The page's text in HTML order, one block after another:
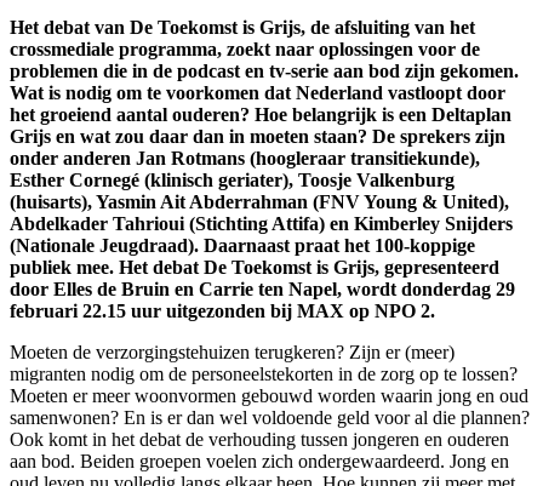
Het debat van De Toekomst is Grijs, de afsluiting van het
crossmediale programma, zoekt naar oplossingen voor de
problemen die in de podcast en tv-serie aan bod zijn gekomen.
Wat is nodig om te voorkomen dat Nederland vastloopt door
het groeiend aantal ouderen? Hoe belangrijk is een Deltaplan
Grijs en wat zou daar dan in moeten staan? De sprekers zijn
onder anderen Jan Rotmans (hoogleraar transitiekunde),
Esther Cornegé (klinisch geriater), Toosje Valkenburg
(huisarts), Yasmin Ait Abderrahman (FNV Young & United),
Abdelkader Tahrioui (Stichting Attifa) en Kimberley Snijders
(Nationale Jeugdraad). Daarnaast praat het 100-koppige
publiek mee. Het debat De Toekomst is Grijs, gepresenteerd
door Elles de Bruin en Carrie ten Napel, wordt donderdag 29
februari 22.15 uur uitgezonden bij MAX op NPO 2.
Moeten de verzorgingstehuizen terugkeren? Zijn er (meer)
migranten nodig om de personeelstekorten in de zorg op te lossen?
Moeten er meer woonvormen gebouwd worden waarin jong en oud
samenwonen? En is er dan wel voldoende geld voor al die plannen?
Ook komt in het debat de verhouding tussen jongeren en ouderen
aan bod. Beiden groepen voelen zich ondergewaardeerd. Jong en